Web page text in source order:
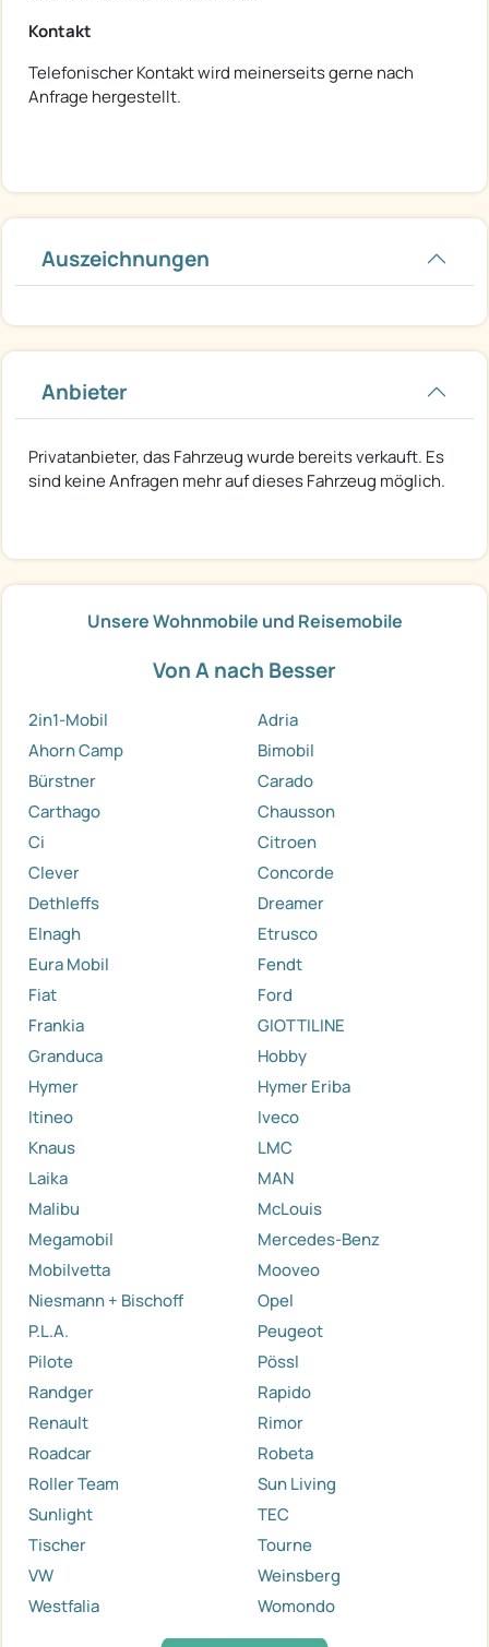
Kontakt
Telefonischer Kontakt wird meinerseits gerne nach
Anfrage hergestellt.
Auszeichnungen
Anbieter
Privatanbieter, das Fahrzeug wurde bereits verkauft. Es
sind keine Anfragen mehr auf dieses Fahrzeug möglich.
Unsere Wohnmobile und Reisemobile
Von A nach Besser
2in1-Mobil
Adria
Ahorn Camp
Bimobil
Bürstner
Carado
Carthago
Chausson
Ci
Citroen
Clever
Concorde
Dethleffs
Dreamer
Elnagh
Etrusco
Eura Mobil
Fendt
Fiat
Ford
Frankia
GIOTTILINE
Granduca
Hobby
Hymer
Hymer Eriba
Itineo
Iveco
Knaus
LMC
Laika
MAN
Malibu
McLouis
Megamobil
Mercedes-Benz
Mobilvetta
Mooveo
Niesmann + Bischoff
Opel
P.L.A.
Peugeot
Pilote
Pössl
Randger
Rapido
Renault
Rimor
Roadcar
Robeta
Roller Team
Sun Living
Sunlight
TEC
Tischer
Tourne
VW
Weinsberg
Westfalia
Womondo